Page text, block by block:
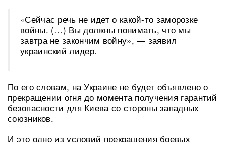
«Сейчас речь не идет о какой-то заморозке
войны. (…) Вы должны понимать, что мы
завтра не закончим войну», — заявил
украинский лидер.
По его словам, на Украине не будет объявлено о
прекращении огня до момента получения гарантий
безопасности для Киева со стороны западных
союзников.
И это одно из условий прекращения боевых